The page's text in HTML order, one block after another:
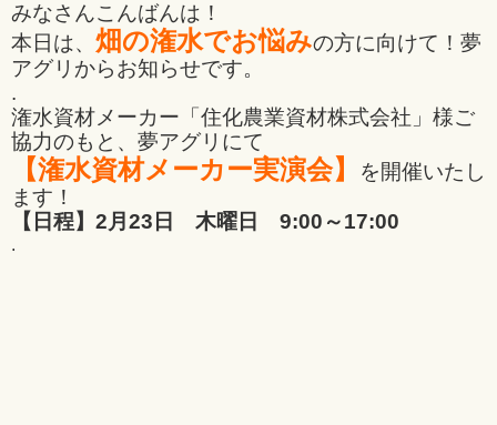
みなさんこんばんは！
本日は、 畑の潅水でお悩みの方に向けて！夢
アグリからお知らせです。
.
潅水資材メーカー「住化農業資材株式会社」様ご
協力のもと、夢アグリにて
【潅水資材メーカー実演会】
を開催いたし
ます！
【日程】2月23日 木曜日 9:00～17:00
.